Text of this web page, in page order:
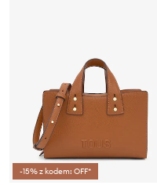
-15% z kodem: OFF*